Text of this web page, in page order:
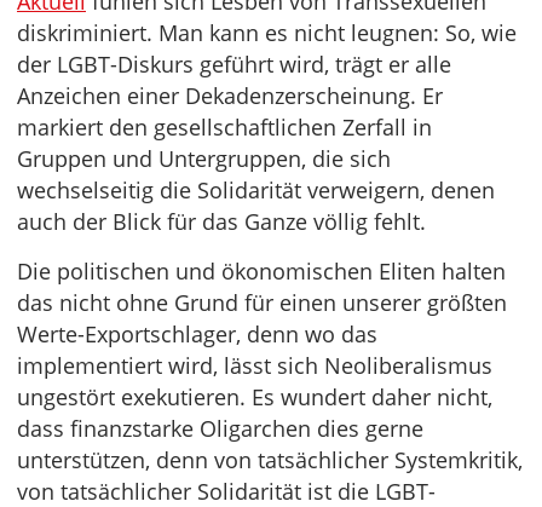
diskriminiert. Man kann es nicht leugnen: So, wie
der LGBT-Diskurs geführt wird, trägt er alle
Anzeichen einer Dekadenzerscheinung. Er
markiert den gesellschaftlichen Zerfall in
Gruppen und Untergruppen, die sich
wechselseitig die Solidarität verweigern, denen
auch der Blick für das Ganze völlig fehlt.
Die politischen und ökonomischen Eliten halten
das nicht ohne Grund für einen unserer größten
Werte-Exportschlager, denn wo das
implementiert wird, lässt sich Neoliberalismus
ungestört exekutieren. Es wundert daher nicht,
dass finanzstarke Oligarchen dies gerne
unterstützen, denn von tatsächlicher Systemkritik,
von tatsächlicher Solidarität ist die LGBT-